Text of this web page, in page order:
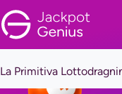
to
content
La Primitiva